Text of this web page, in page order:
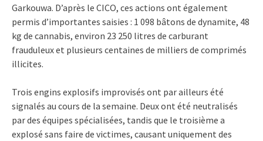
Garkouwa. D’après le CICO, ces actions ont également
permis d’importantes saisies : 1 098 bâtons de dynamite, 48
kg de cannabis, environ 23 250 litres de carburant
frauduleux et plusieurs centaines de milliers de comprimés
illicites.
Trois engins explosifs improvisés ont par ailleurs été
signalés au cours de la semaine. Deux ont été neutralisés
par des équipes spécialisées, tandis que le troisième a
explosé sans faire de victimes, causant uniquement des